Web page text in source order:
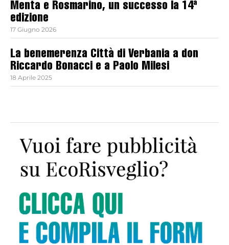
Menta e Rosmarino, un successo la 14ª
edizione
17 Giugno 2026
La benemerenza Città di Verbania a don
Riccardo Bonacci e a Paolo Milesi
18 Aprile 2025